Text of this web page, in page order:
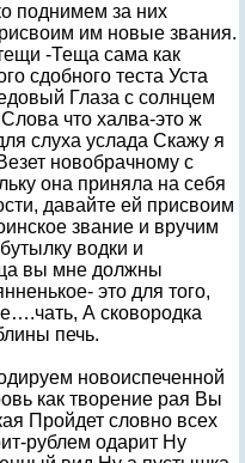
поднимем за них
им новые звания.
-Теща сама как
сдобного теста Уста
Глаза с солнцем
что халва-это ж
слуха услада Скажу я
новобрачному с
она приняла на себя
давайте ей присвоим
звание и вручим
водки и
вы мне должны
это для того,
А сковородка
печь.
новоиспеченной
как творение рая Вы
Пройдет словно всех
рублем одарит Ну